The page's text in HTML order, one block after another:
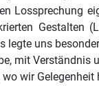
Lossprechung
Gestalten
legte uns
mit Verständnis
wir Gelegenheit